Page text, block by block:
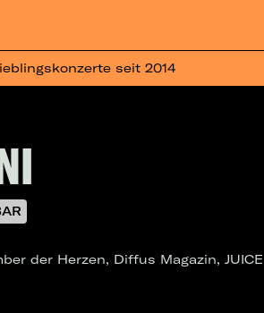
seit 2014
der Herzen, Diffus Magazin, JUICE